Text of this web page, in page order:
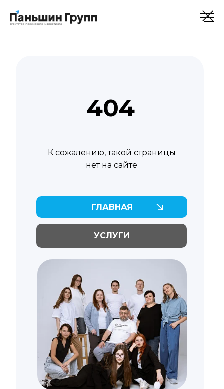
404
К сожалению, такой страницы
нет на сайте
УСЛУГИ
ГЛАВНАЯ